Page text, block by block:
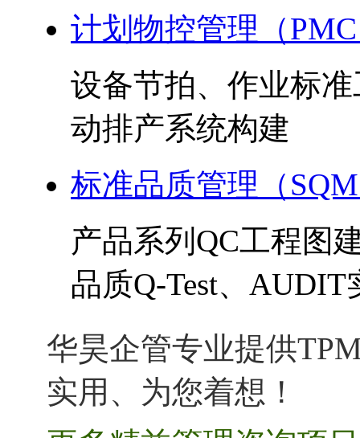
计划物控管理（
设备节拍、作业标
动排产系统构建
标准品质管理（
产品系列QC工程图
品质Q-Test、AUDIT
华昊企管专业提供
实用、为您着想！